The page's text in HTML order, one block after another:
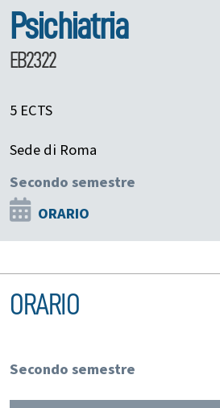
Psichiatria
EB2322
5 ECTS
Sede di Roma
Secondo semestre
ORARIO
ORARIO
Secondo semestre